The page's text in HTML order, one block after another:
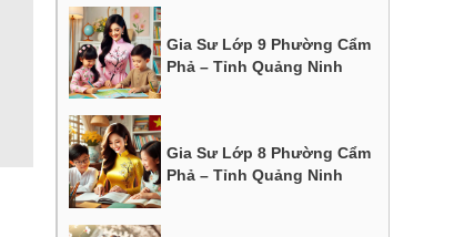
Gia Sư Lớp 9 Phường Cẩm
Phả – Tỉnh Quảng Ninh
Gia Sư Lớp 8 Phường Cẩm
Phả – Tỉnh Quảng Ninh